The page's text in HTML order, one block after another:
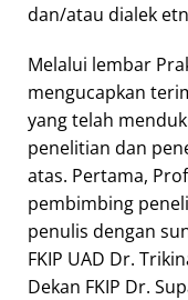
dan/atau dialek
Melalui lembar
mengucapkan
yang telah
penelitian dan
atas. Pertama,
pembimbing
penulis dengan
FKIP UAD Dr.
Dekan FKIP Dr.